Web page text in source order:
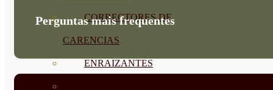
CORRECTORES DE
CARENCIAS
ENRAIZANTES
Perguntas mais frequentes